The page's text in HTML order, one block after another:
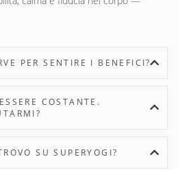
PER SENTIRE I BENEFICI?
COSTANTE.
SU SUPERYOGI?